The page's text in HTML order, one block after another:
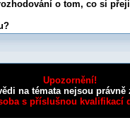
o tom, co si
Upozornění!
na témata nejsou právně
s příslušnou kvalifikací